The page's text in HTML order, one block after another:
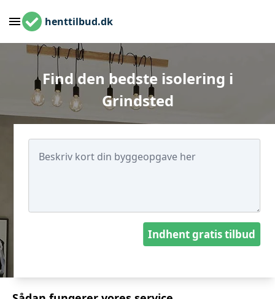
henttilbud.dk
Find den bedste isolering i
Grindsted
Indhent gratis tilbud